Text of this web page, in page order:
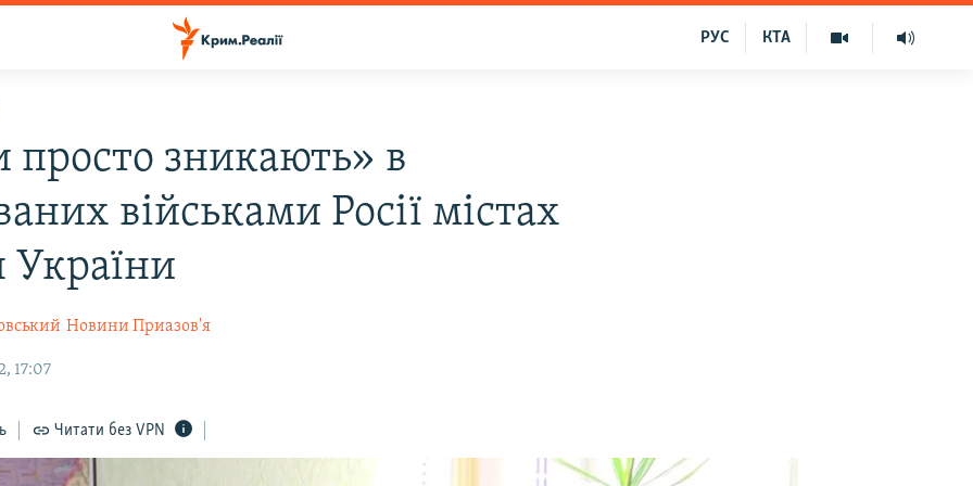
КТА
РУС
зникають» в
військами Росії містах
України
Новини Приазов'я
17:07
Читати без VPN